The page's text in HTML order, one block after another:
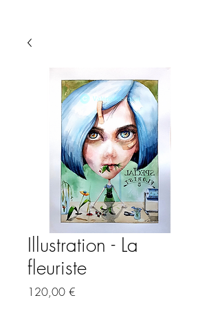
Illustration - La
fleuriste
120,00 €